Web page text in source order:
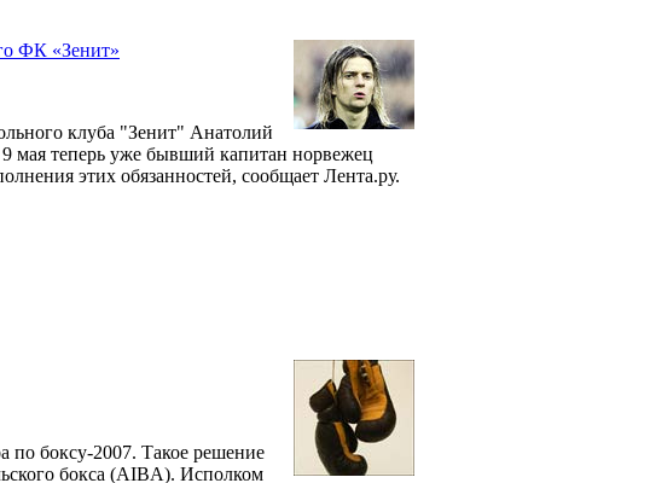
ФК «Зенит»
клуба "Зенит" Анатолий
теперь уже бывший капитан норвежец
этих обязанностей, сообщает Лента.ру.
по боксу-2007. Такое решение
бокса (AIBA). Исполком